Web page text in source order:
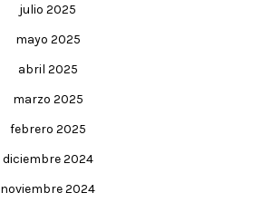
julio 2025
mayo 2025
abril 2025
marzo 2025
febrero 2025
diciembre 2024
noviembre 2024